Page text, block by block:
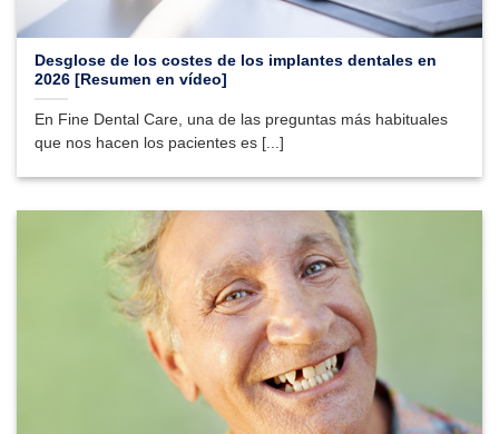
Desglose de los costes de los implantes dentales en
2026 [Resumen en vídeo]
En Fine Dental Care, una de las preguntas más habituales
que nos hacen los pacientes es [...]